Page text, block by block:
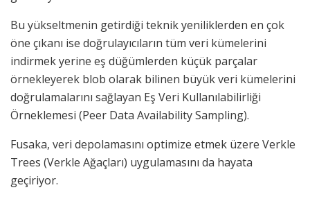
Bu yükseltmenin getirdiği teknik yeniliklerden en çok
öne çıkanı ise doğrulayıcıların tüm veri kümelerini
indirmek yerine eş düğümlerden küçük parçalar
örnekleyerek blob olarak bilinen büyük veri kümelerini
doğrulamalarını sağlayan Eş Veri Kullanılabilirliği
Örneklemesi (Peer Data Availability Sampling).
Fusaka, veri depolamasını optimize etmek üzere Verkle
Trees (Verkle Ağaçları) uygulamasını da hayata
geçiriyor.